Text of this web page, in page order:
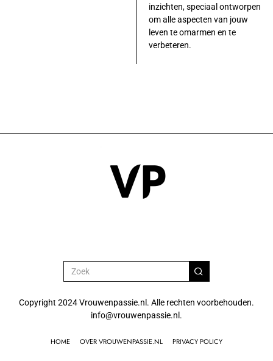
inzichten, speciaal ontworpen
om alle aspecten van jouw
leven te omarmen en te
verbeteren.
Copyright 2024 Vrouwenpassie.nl. Alle rechten voorbehouden.
info@vrouwenpassie.nl.
HOME OVER VROUWENPASSIE.NL PRIVACY POLICY